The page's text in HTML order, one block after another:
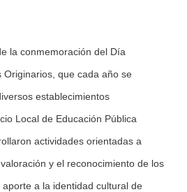
la conmemoración del Día
Originarios, que cada año se
establecimientos
Local de Educación Pública
actividades orientadas a
y el reconocimiento de los
a la identidad cultural de